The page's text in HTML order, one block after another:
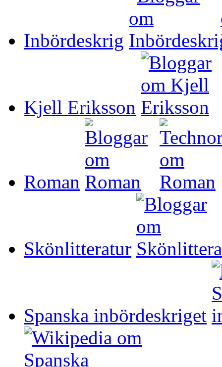
Inbördeskrig
Kjell Eriksson
Roman
Skönlitteratur
Spanska inbördeskriget